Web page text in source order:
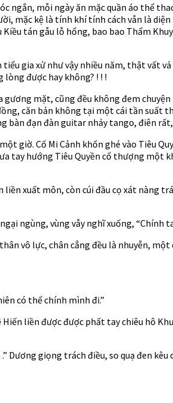
mỗi ngày ăn mặc quần áo thể
mặc kệ là tính khí tính cách vẫn là
tán gẫu lỗ hổng, bao bao Thẩm
gia xử như vậy nhiều năm, thật vất
được hay không? ! ! !
mặt, cũng đều không đem
căn bản không tại một cái tần suất
bàn đạn đàn guitar nhảy tango, điên
giờ. Cố Mi Cảnh khốn ghé vào Tiêu
tay hướng Tiêu Quyền cổ thượng một
xuất môn, còn cúi đầu cọ xát nàng
ngùng, vùng vẫy nghĩ xuống, “Chính
vô lực, chân cẳng đều là nhuyễn,
có thể chính mình đi.”
liền được được phất tay chiêu hô
Dương giọng trách điều, so quạ đen